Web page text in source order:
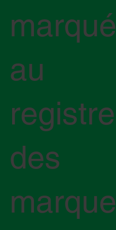
marqué
au
registre
des
marque